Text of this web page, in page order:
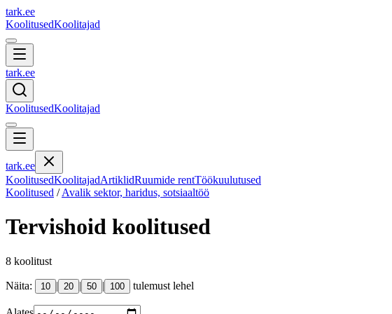
tark.ee
KoolitusedKoolitajad
tark.ee
KoolitusedKoolitajad
tark.ee
KoolitusedKoolitajadArtiklidRuumide rentTöökuulutused
Koolitused /Avalik sektor, haridus, sotsiaaltöö
Tervishoid koolitused
8 koolitust
Näita: 10 | 20 | 50 | 100 tulemust lehel